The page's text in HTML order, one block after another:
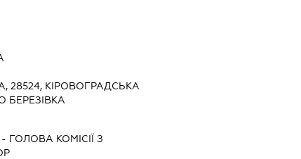
28524, КІРОВОГРАДСЬКА
БЕРЕЗІВКА
- ГОЛОВА КОМІСІЇ З